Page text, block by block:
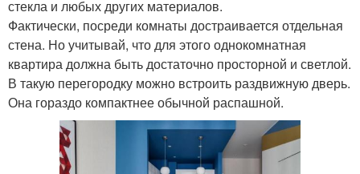
стекла и любых других материалов.
Фактически, посреди комнаты достраивается отдельная
стена. Но учитывай, что для этого однокомнатная
квартира должна быть достаточно просторной и светлой.
В такую перегородку можно встроить раздвижную дверь.
Она гораздо компактнее обычной распашной.